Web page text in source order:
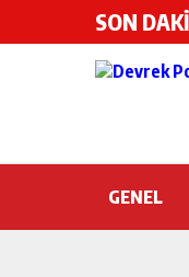
SON
GENEL